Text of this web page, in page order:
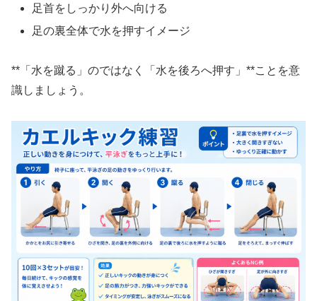
足首をしっかり外へ向ける
足の裏全体で水を押すイメージ
**「水を蹴る」のではなく「水を後ろへ押す」**ことを意
識しましょう。